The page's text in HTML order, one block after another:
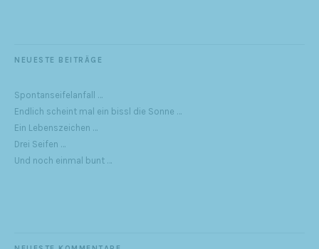
NEUESTE BEITRÄGE
Spontanseifelanfall …
Endlich scheint mal ein bissl die Sonne …
Ein Lebenszeichen …
Drei Seifen …
Und noch einmal bunt …